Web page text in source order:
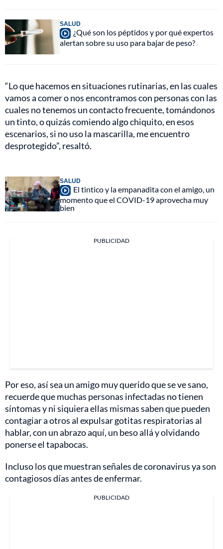
SALUD
¿Qué son los péptidos y por qué expertos
alertan sobre su uso para bajar de peso?
“Lo que hacemos en situaciones rutinarias, en las cuales
vamos a comer o nos encontramos con personas con las
cuales no tenemos un contacto frecuente, tomándonos
un tinto, o quizás comiendo algo chiquito, en esos
escenarios, si no uso la mascarilla, me encuentro
desprotegido”, resaltó.
SALUD
El tintico y la empanadita con el amigo, un
momento que el COVID-19 aprovecha muy
bien
PUBLICIDAD
Por eso, así sea un amigo muy querido que se ve sano,
recuerde que muchas personas infectadas no tienen
síntomas y ni siquiera ellas mismas saben que pueden
contagiar a otros al expulsar gotitas respiratorias al
hablar, con un abrazo aquí, un beso allá y olvidando
ponerse el tapabocas.
Incluso los que muestran señales de coronavirus ya son
contagiosos días antes de enfermar.
PUBLICIDAD